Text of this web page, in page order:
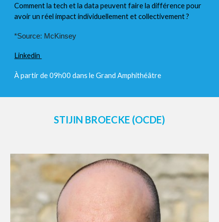
Comment la tech et la data peuvent faire la différence pour
avoir un réel impact individuellement et collectivement ?
*Source: McKinsey
Linkedin
Àpartir de 09h00 dans le Grand Amphithéâtre
STIJIN BROECKE (OCDE)